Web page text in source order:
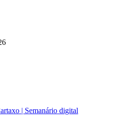
| Semanário digital